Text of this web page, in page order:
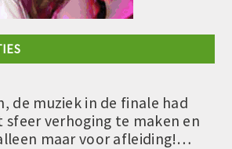
de muziek in de finale had
sfeer verhoging te maken en
maar voor afleiding!…